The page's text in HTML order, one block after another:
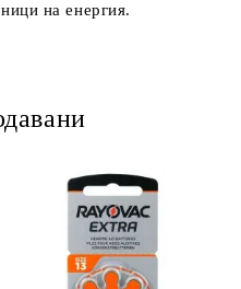
на енергия.